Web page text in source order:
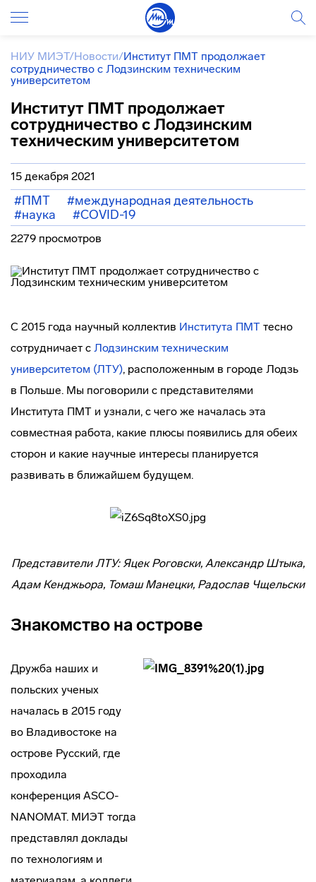
НИУ МИЭТ/Новости/Институт ПМТ продолжает
сотрудничество с Лодзинским техническим
университетом
Институт ПМТ продолжает
сотрудничество с Лодзинским
техническим университетом
15 декабря 2021
#ПМТ
#международная деятельность
#наука
#COVID-19
2279 просмотров
С 2015 года научный коллектив Института ПМТ тесно
сотрудничает с Лодзинским техническим
университетом (ЛТУ), расположенным в городе Лодзь
в Польше. Мы поговорили с представителями
Института ПМТ и узнали, с чего же началась эта
совместная работа, какие плюсы появились для обеих
сторон и какие научные интересы планируется
развивать в ближайшем будущем.
Представители ЛТУ: Яцек Роговски, Александр Штыка,
Адам Кенджьора, Томаш Манецки, Радослав Чщельски
Знакомство на острове
Дружба наших и
польских ученых
началась в 2015 году
во Владивостоке на
острове Русский, где
проходила
конференция ASCO-
NANOMAT. МИЭТ тогда
представлял доклады
по технологиям и